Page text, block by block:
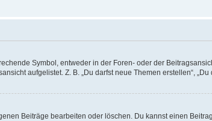
Symbol, entweder in der Foren- oder der
aufgelistet. Z. B. „Du darfst neue Themen erstellen“,
Beiträge bearbeiten oder löschen. Du kannst einen